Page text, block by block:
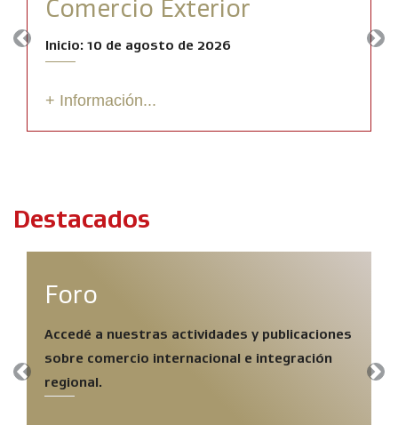
Comercio Exterior
Inicio: 10 de agosto de 2026
+ Información...
Previous
Destacados
Foro
Accedé a nuestras actividades y publicaciones
sobre comercio internacional e integración
regional.
Previous